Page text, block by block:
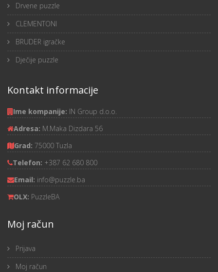
Drvene puzzle
CLEMENTONI
BRUDER igračke
Dječije puzzle
Kontakt informacije
Ime kompanije: IN Group d.o.o.
Adresa: M.Maka Dizdara 56
Grad: 75000 Tuzla
Telefon: +387 62 680 800
Email: info@puzzle.ba
OLX: PuzzleBA
Moj račun
Prijava
Moj račun